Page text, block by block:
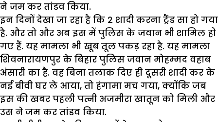
ने जम कर तांडव किया.
इन दिनों देखा जा रहा है कि 2 शादी करना ट्रैंड सा हो गया
है. और तो और अब इस में पुलिस के जवान भी शामिल हो
गए हैं. यह मामला भी खूब तूल पकड़ रहा है. यह मामला
शिवनारायणपुर के बिहार पुलिस जवान मोहम्मद वहाब
अंसारी का है. वह बिना तलाक दिए ही दूसरी शादी कर के
नई बीवी घर ले आया, तो हंगामा मच गया, क्योंकि जब
इस की खबर पहली पत्नी अजमीरा खातून को मिली और
उस ने जम कर तांडव किया.